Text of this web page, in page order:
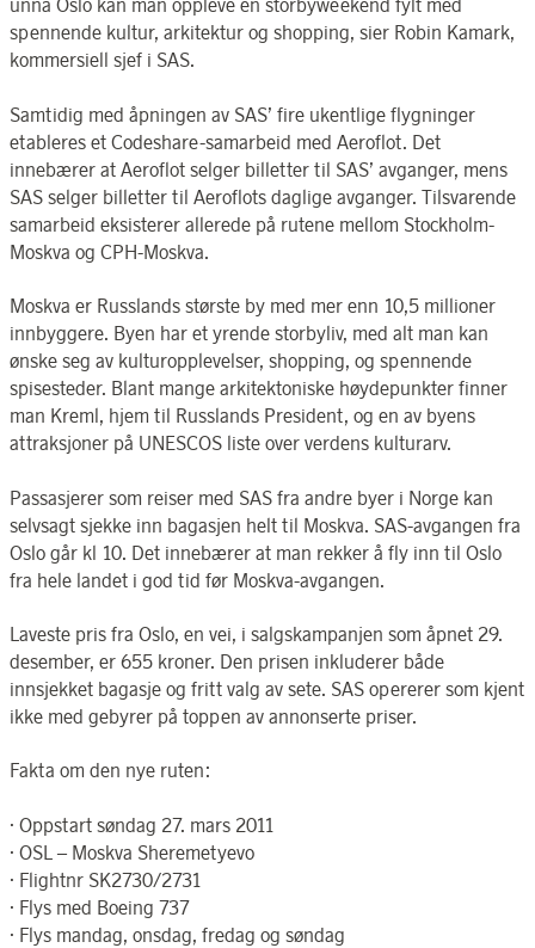
unna Oslo kan man oppleve en storbyweekend fylt med
spennende kultur, arkitektur og shopping, sier Robin Kamark,
kommersiell sjef i SAS.
Samtidig med åpningen av SAS’ fire ukentlige flygninger
etableres et Codeshare-samarbeid med Aeroflot. Det
innebærer at Aeroflot selger billetter til SAS’ avganger, mens
SAS selger billetter til Aeroflots daglige avganger. Tilsvarende
samarbeid eksisterer allerede på rutene mellom Stockholm-
Moskva og CPH-Moskva.
Moskva er Russlands største by med mer enn 10,5 millioner
innbyggere. Byen har et yrende storbyliv, med alt man kan
ønske seg av kulturopplevelser, shopping, og spennende
spisesteder. Blant mange arkitektoniske høydepunkter finner
man Kreml, hjem til Russlands President, og en av byens
attraksjoner på UNESCOS liste over verdens kulturarv.
Passasjerer som reiser med SAS fra andre byer i Norge kan
selvsagt sjekke inn bagasjen helt til Moskva. SAS-avgangen fra
Oslo går kl 10. Det innebærer at man rekker å fly inn til Oslo
fra hele landet i god tid før Moskva-avgangen.
Laveste pris fra Oslo, en vei, i salgskampanjen som åpnet 29.
desember, er 655 kroner. Den prisen inkluderer både
innsjekket bagasje og fritt valg av sete. SAS opererer som kjent
ikke med gebyrer på toppen av annonserte priser.
Fakta om den nye ruten:
· Oppstart søndag 27. mars 2011
· OSL – Moskva Sheremetyevo
· Flightnr SK2730/2731
· Flys med Boeing 737
· Flys mandag, onsdag, fredag og søndag